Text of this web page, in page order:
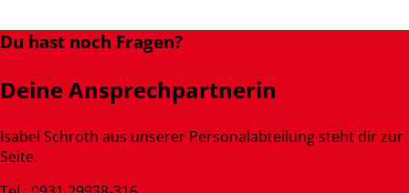
Du hast noch Fragen?
Deine Ansprechpartnerin
Isabel Schroth aus unserer Personalabteilung steht dir zur
Seite.